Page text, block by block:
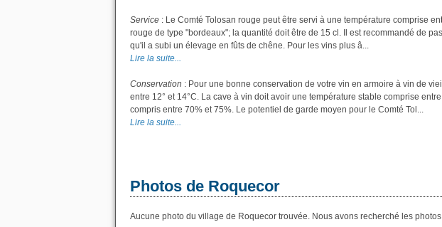
Service : Le Comté Tolosan rouge peut être servi à une température comprise
rouge de type "bordeaux"; la quantité doit être de 15 cl. Il est recommandé de
qu'il a subi un élevage en fûts de chêne. Pour les vins plus â...
Lire la suite...
Conservation : Pour une bonne conservation de votre vin en armoire à vin de
entre 12° et 14°C. La cave à vin doit avoir une température stable comprise
compris entre 70% et 75%. Le potentiel de garde moyen pour le Comté Tol...
Lire la suite...
Photos de Roquecor
Aucune photo du village de Roquecor trouvée. Nous avons recherché les